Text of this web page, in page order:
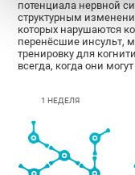
потенциала нервной
структурным
которых нарушаются
перенёсшие инсульт,
тренировку для
всегда, когда они
1 НЕДЕЛЯ